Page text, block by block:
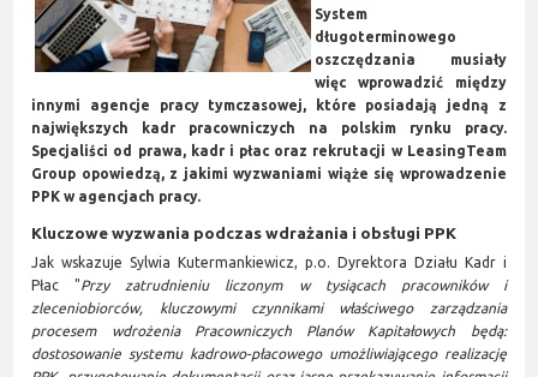
System
długoterminowego
oszczędzania musiały
więc wprowadzić między
innymi agencje pracy tymczasowej, które posiadają jedną z
największych kadr pracowniczych na polskim rynku pracy.
Specjaliści od prawa, kadr i płac oraz rekrutacji w LeasingTeam
Group opowiedzą, z jakimi wyzwaniami wiąże się wprowadzenie
PPK w agencjach pracy.
Kluczowe wyzwania podczas wdrażania i obsługi PPK
Jak wskazuje Sylwia Kutermankiewicz, p.o. Dyrektora Działu Kadr i
Płac "Przy zatrudnieniu liczonym w tysiącach pracowników i
zleceniobiorców, kluczowymi czynnikami właściwego zarządzania
procesem wdrożenia Pracowniczych Planów Kapitałowych będą:
dostosowanie systemu kadrowo-płacowego umożliwiającego realizację